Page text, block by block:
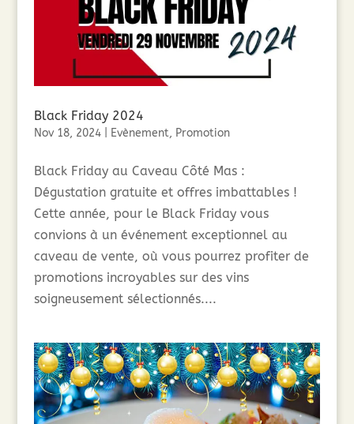
Black Friday 2024
Nov 18, 2024| Evènement, Promotion
Black Friday au Caveau Côté Mas :
Dégustation gratuite et offres imbattables !
Cette année, pour le Black Friday vous
convions à un événement exceptionnel au
caveau de vente, où vous pourrez profiter de
promotions incroyables sur des vins
soigneusement sélectionnés....